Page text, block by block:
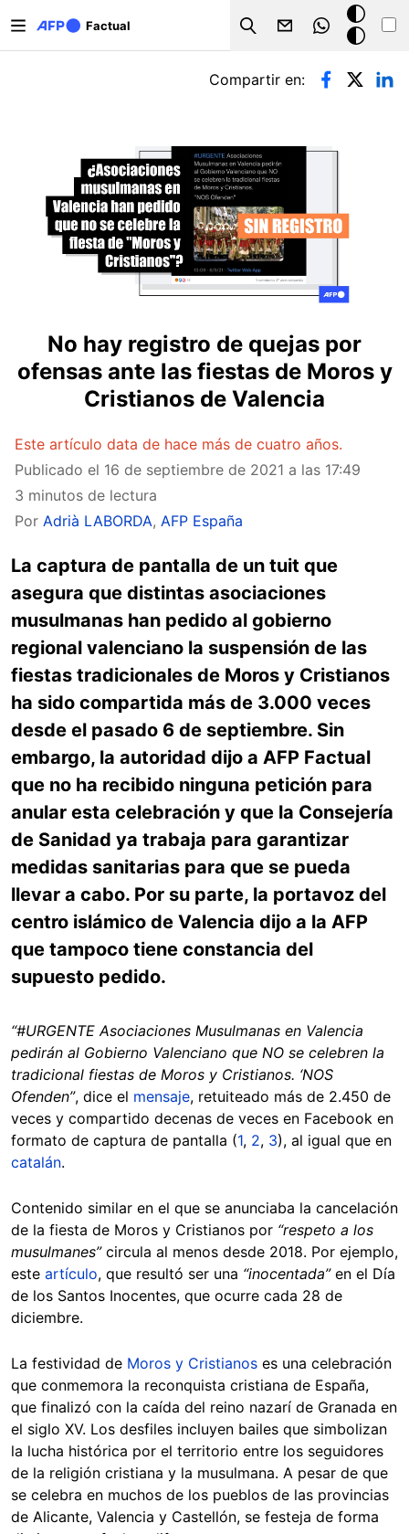
Factual
Search
Modo
oscuro
Solapas principales
Compartir en:
No hay registro de quejas por
ofensas ante las fiestas de Moros y
Cristianos de Valencia
Este artículo data de hace más de cuatro años.
Publicado el 16 de septiembre de 2021 a las 17:49
3 minutos de lectura
Por Adrià LABORDA, AFP España
La captura de pantalla de un tuit que
asegura que distintas asociaciones
musulmanas han pedido al gobierno
regional valenciano la suspensión de las
fiestas tradicionales de Moros y Cristianos
ha sido compartida más de 3.000 veces
desde el pasado 6 de septiembre. Sin
embargo, la autoridad dijo a AFP Factual
que no ha recibido ninguna petición para
anular esta celebración y que la Consejería
de Sanidad ya trabaja para garantizar
medidas sanitarias para que se pueda
llevar a cabo. Por su parte, la portavoz del
centro islámico de Valencia dijo a la AFP
que tampoco tiene constancia del
supuesto pedido.
“#URGENTE Asociaciones Musulmanas en Valencia
pedirán al Gobierno Valenciano que NO se celebren la
tradicional fiestas de Moros y Cristianos. ‘NOS
Ofenden”, dice el mensaje, retuiteado más de 2.450 de
veces y compartido decenas de veces en Facebook en
formato de captura de pantalla (1, 2, 3), al igual que en
catalán.
Contenido similar en el que se anunciaba la cancelación
de la fiesta de Moros y Cristianos por “respeto a los
musulmanes”circula al menos desde 2018. Por ejemplo,
este artículo, que resultó ser una “inocentada”en el Día
de los Santos Inocentes, que ocurre cada 28 de
diciembre.
La festividad de Moros y Cristianos es una celebración
que conmemora la reconquista cristiana de España,
que finalizó con la caída del reino nazarí de Granada en
el siglo XV. Los desfiles incluyen bailes que simbolizan
la lucha histórica por el territorio entre los seguidores
de la religión cristiana y la musulmana. A pesar de que
se celebra en muchos de los pueblos de las provincias
de Alicante, Valencia y Castellón, se festeja de forma